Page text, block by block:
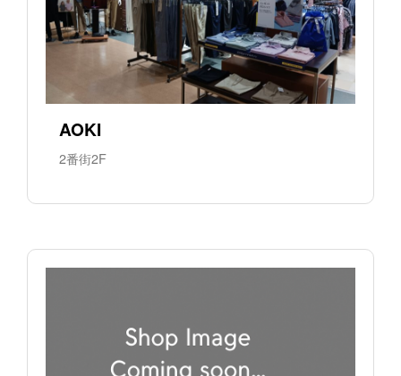
AOKI
2番街2F